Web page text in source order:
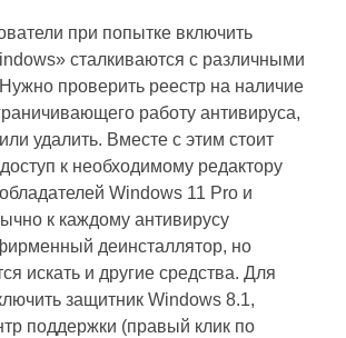
при попытке включить
сталкиваются с различными
проверить реестр на наличие
работу антивируса,
удалить. Вместе с этим стоит
к необходимому редактору
Windows 11 Pro и
к каждому антивирусу
деинсталлятор, но
искать и другие средства. Для
защитник Windows 8.1,
поддержки (правый клик по